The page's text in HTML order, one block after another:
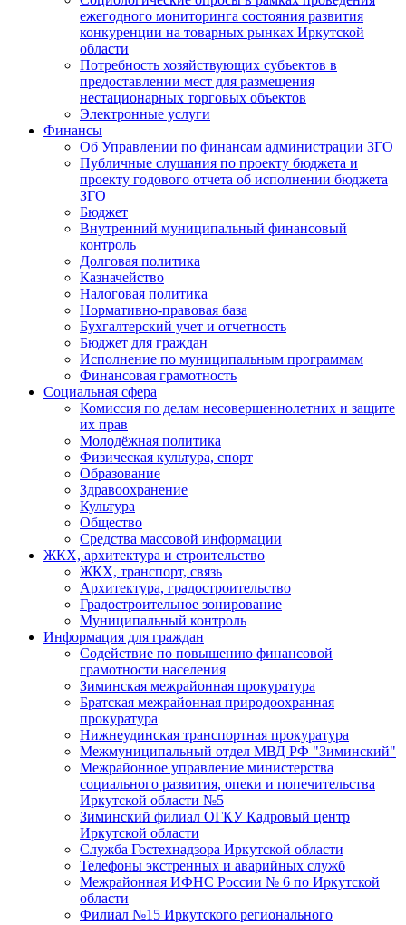
ежегодного мониторинга состояния развития
конкуренции на товарных рынках Иркутской
области
Потребность хозяйствующих субъектов в
предоставлении мест для размещения
нестационарных торговых объектов
Электронные услуги
Финансы
Об Управлении по финансам администрации ЗГО
Публичные слушания по проекту бюджета и
проекту годового отчета об исполнении бюджета
ЗГО
Бюджет
Внутренний муниципальный финансовый
контроль
Долговая политика
Казначейство
Налоговая политика
Нормативно-правовая база
Бухгалтерский учет и отчетность
Бюджет для граждан
Исполнение по муниципальным программам
Финансовая грамотность
Социальная сфера
Комиссия по делам несовершеннолетних и защите
их прав
Молодёжная политика
Физическая культура, спорт
Образование
Здравоохранение
Культура
Общество
Средства массовой информации
ЖКХ, архитектура и строительство
ЖКХ, транспорт, связь
Архитектура, градостроительство
Градостроительное зонирование
Муниципальный контроль
Информация для граждан
Содействие по повышению финансовой
грамотности населения
Зиминская межрайонная прокуратура
Братская межрайонная природоохранная
прокуратура
Нижнеудинская транспортная прокуратура
Межмуниципальный отдел МВД РФ "Зиминский"
Межрайонное управление министерства
социального развития, опеки и попечительства
Иркутской области №5
Зиминский филиал ОГКУ Кадровый центр
Иркутской области
Служба Гостехнадзора Иркутской области
Телефоны экстренных и аварийных служб
Межрайонная ИФНС России № 6 по Иркутской
области
Филиал №15 Иркутского регионального